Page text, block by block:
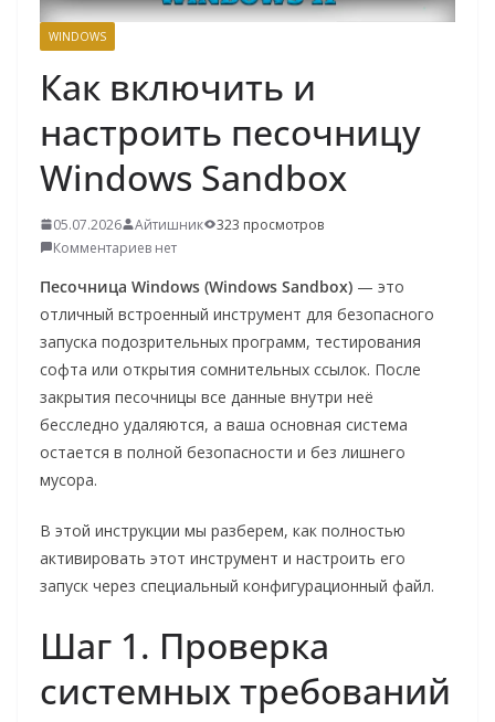
WINDOWS
Как включить и
настроить песочницу
Windows Sandbox
05.07.2026 Айтишник
323 просмотров
Комментариев нет
Песочница Windows (Windows Sandbox) — это
отличный встроенный инструмент для безопасного
запуска подозрительных программ, тестирования
софта или открытия сомнительных ссылок. После
закрытия песочницы все данные внутри неё
бесследно удаляются, а ваша основная система
остается в полной безопасности и без лишнего
мусора.
В этой инструкции мы разберем, как полностью
активировать этот инструмент и настроить его
запуск через специальный конфигурационный файл.
Шаг 1. Проверка
системных требований